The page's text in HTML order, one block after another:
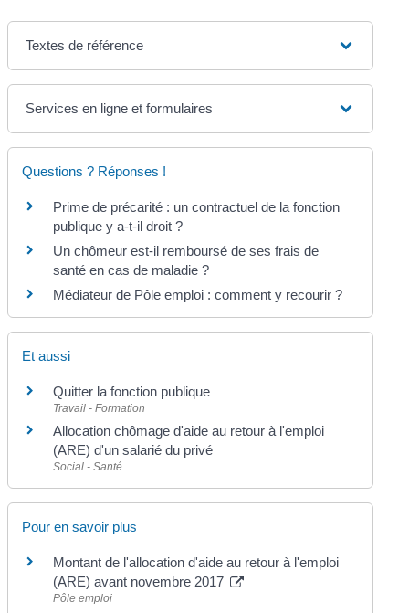
Textes de référence
Services en ligne et formulaires
Questions ? Réponses !
Prime de précarité : un contractuel de la fonction
publique y a-t-il droit ?
Un chômeur est-il remboursé de ses frais de
santé en cas de maladie ?
Médiateur de Pôle emploi : comment y recourir ?
Et aussi
Quitter la fonction publique
Travail - Formation
Allocation chômage d'aide au retour à l'emploi
(ARE) d'un salarié du privé
Social - Santé
Pour en savoir plus
Montant de l'allocation d'aide au retour à l'emploi
(ARE) avant novembre 2017
Pôle emploi